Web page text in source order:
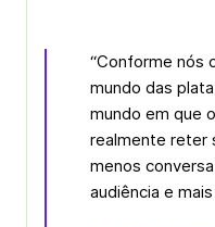
“Conforme nós
mundo das
mundo em que
realmente reter
menos
audiência e